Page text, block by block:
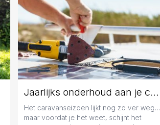
Jaarlijks onderhoud aan je caravan: geen overbodige luxe
Het caravanseizoen lijkt nog zo ver weg…
maar voordat je het weet, schijnt het